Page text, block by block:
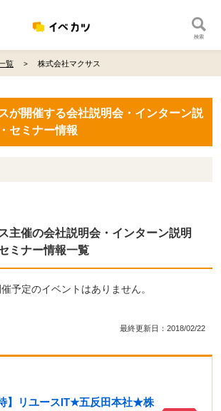
検索
覧 株式会社マクサス
が開催する会社説明会・インターン説
セミナー情報
主催の会社説明会・インターン説明
ミナー情報一覧
予定のイベントはありません。
最終更新日：2018/02/22
】リユースIT★五反田本社★株